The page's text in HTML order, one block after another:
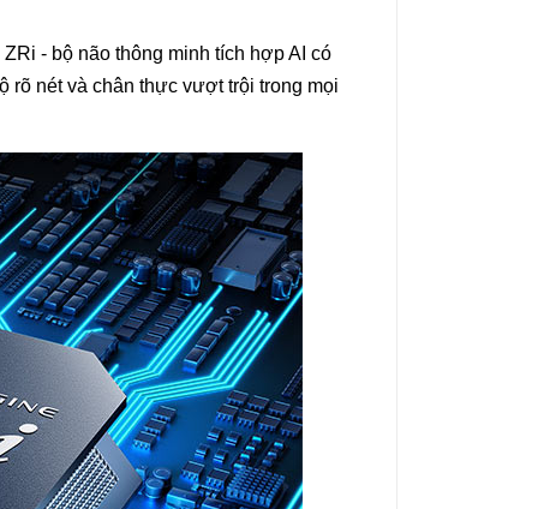
- bộ não thông minh tích hợp AI có
rõ nét và chân thực vượt trội trong mọi